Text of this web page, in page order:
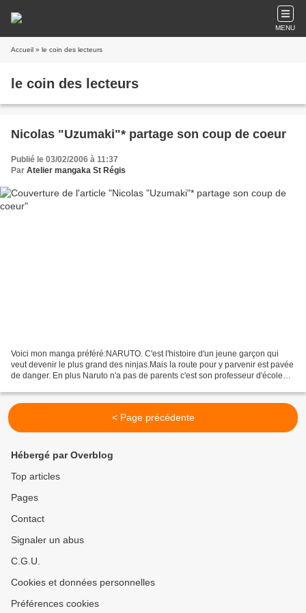
MENU
Accueil » le coin des lecteurs
le coin des lecteurs
Nicolas "Uzumaki"* partage son coup de coeur
Publié le 03/02/2006 à 11:37
Par Atelier mangaka St Régis
Voici mon manga préféré:NARUTO. C'est l'histoire d'un jeune garçon qui
veut devenir le plus grand des ninjas.Mais la route pour y parvenir est pavée
de danger. En plus Naruto n'a pas de parents c'est son professeur d'école
< Page précédente
Hébergé par Overblog
Top articles
Pages
Contact
Signaler un abus
C.G.U.
Cookies et données personnelles
Préférences cookies